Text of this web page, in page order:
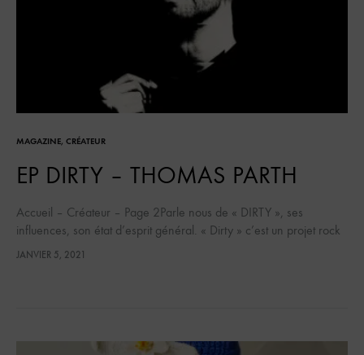
MAGAZINE, CRÉATEUR
EP DIRTY – THOMAS PARTH
Accueil – Créateur – Page 2Parle nous de « DIRTY », ses
influences, son état d’esprit général. « Dirty » c’est un projet rock
qui me tenait à coeur depuis…
JANVIER 5, 2021